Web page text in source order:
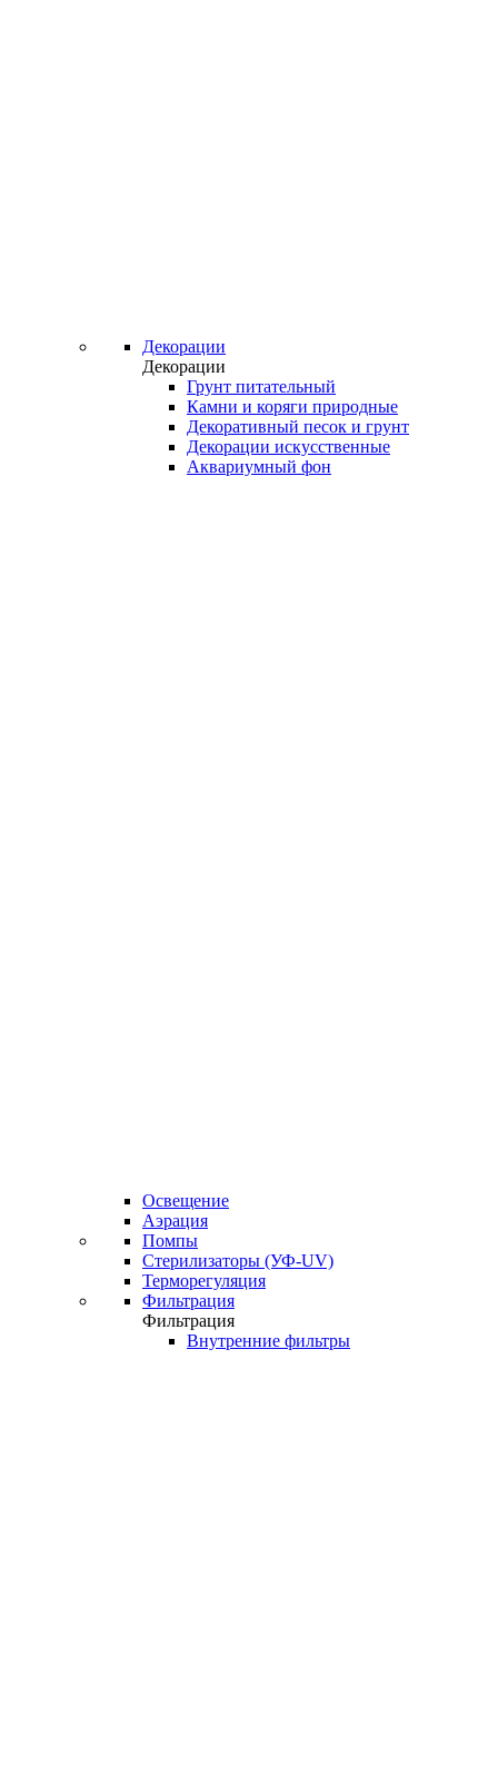
Декорации
Декорации
Грунт питательный
Камни и коряги природные
Декоративный песок и грунт
Декорации искусственные
Аквариумный фон
Освещение
Аэрация
Помпы
Стерилизаторы (УФ-UV)
Терморегуляция
Фильтрация
Фильтрация
Внутренние фильтры